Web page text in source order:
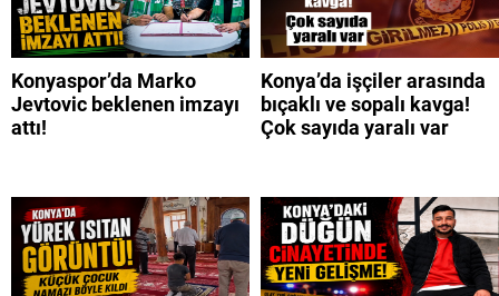
Konyaspor’da Marko
Jevtovic beklenen imzayı
attı!
Konya’da işçiler arasında
bıçaklı ve sopalı kavga!
Çok sayıda yaralı var